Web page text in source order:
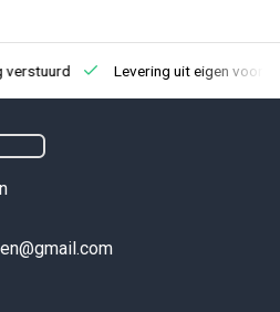
verstuurd Levering uit eigen